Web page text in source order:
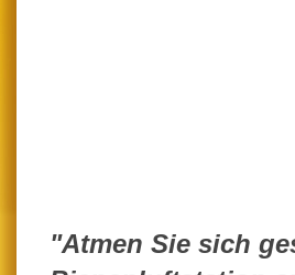
"Atmen Sie sich